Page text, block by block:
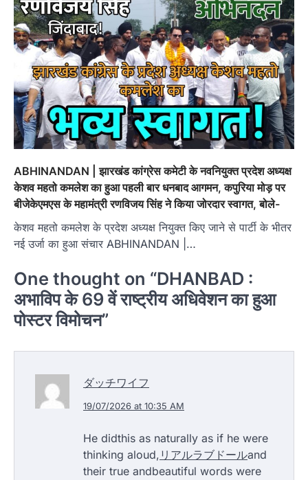
ABHINANDAN | झारखंड कांग्रेस कमेटी के नवनियुक्त प्रदेश अध्‍यक्ष
केशव महतो कमलेश का हुआ पहली बार धनबाद आगमन, कपुरिया मोड़ पर
बीजेकेएमएस के महामंत्री रणविजय सिंह ने किया जोरदार स्वागत, बोले-
केशव महतो कमलेश के प्रदेश अध्‍यक्ष नियुक्त किए जाने से पार्टी के भीतर
नई उर्जा का हुआ संचार ABHINANDAN |…
One thought on “DHANBAD :
अभाविप के 69 वें राष्ट्रीय अधिवेशन का हुआ
पोस्टर विमोचन”
ダッチワイフ
19/07/2026 at 10:35 AM
He didthis as naturally as if he were
thinking aloud, リアルラブドールand
their true andbeautiful words were